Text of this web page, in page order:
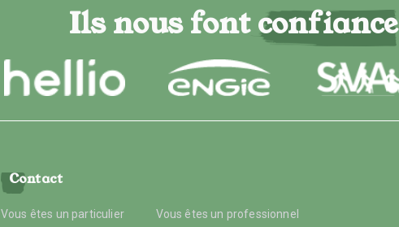
Ils nous font confiance
Contact
Vous êtes un particulier Vous êtes un professionnel